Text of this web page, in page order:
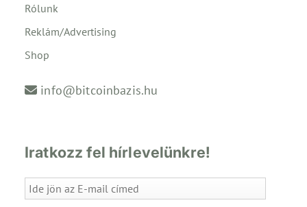
Rólunk
Reklám/Advertising
Shop
info@bitcoinbazis.hu
Iratkozz fel hírlevelünkre!